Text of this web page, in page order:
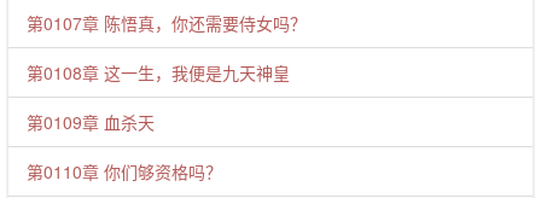
第0107章 陈悟真，你还需要侍女吗？
第0108章 这一生，我便是九天神皇
第0109章 血杀天
第0110章 你们够资格吗？